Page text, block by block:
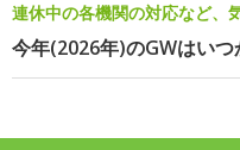
連休中の各機関の対応など、
今年(2026年)のGWはいつ